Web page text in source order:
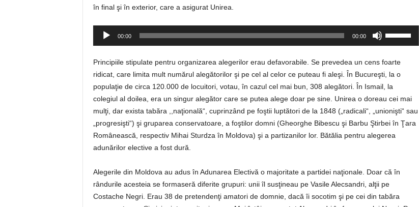
în final şi în exterior, care a asigurat Unirea.
Player
00:00 00:00
pentru
a
sau
micșora
Principiile stipulate pentru organizarea alegerilor erau defavorabile. Se prevedea un cens foarte
ridicat, care limita mult numărul alegătorilor şi pe cel al celor ce puteau fi aleşi. În Bucureşti, la o
populaţie de circa 120.000 de locuitori, votau, în cazul cel mai bun, 308 alegători. În Ismail, la
colegiul al doilea, era un singur alegător care se putea alege doar pe sine. Unirea o doreau cei mai
mulţi, dar exista tabăra ,,naţională“, cuprinzând pe foştii luptători de la 1848 („radicali“, „unionişti“ sau
„progresişti“) şi gruparea conservatoare, a foştilor domni (Gheorghe Bibescu şi Barbu Ştirbei în Ţara
Românească, respectiv Mihai Sturdza în Moldova) şi a partizanilor lor. Bătălia pentru alegerea
adunărilor elective a fost dură.
Alegerile din Moldova au adus în Adunarea Electivă o majoritate a partidei naţionale. Doar că în
rândurile acesteia se formaseră diferite grupuri: unii îl susţineau pe Vasile Alecsandri, alţii pe
Costache Negri. Erau 38 de pretendenţi amatori de domnie, dacă îi socotim şi pe cei din tabăra